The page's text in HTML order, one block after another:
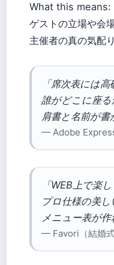
What this means:
ゲストの立場や会
主催者の真の気配
「席次表には
誰がどこに座る
肩書と名前が書
— Adobe
「WEB上で楽
プロ仕様の美し
メニュー表が作
— Favori（結婚式